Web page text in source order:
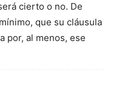
cierto o no. De
que su cláusula
por, al menos, ese